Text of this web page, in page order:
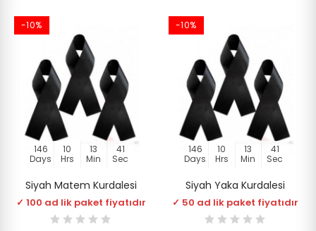
-10%
146
Days
10
Hrs
13
Min
41
Sec
Siyah Matem Kurdalesi
✓ 100 ad lik paket fiyatıdır
-10%
146
Days
10
Hrs
13
Min
41
Sec
Siyah Yaka Kurdalesi
✓ 50 ad lik paket fiyatıdır